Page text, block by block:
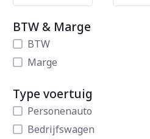
BTW & Marge
BTW
Marge
Type voertuig
Personenauto
Bedrijfswagen